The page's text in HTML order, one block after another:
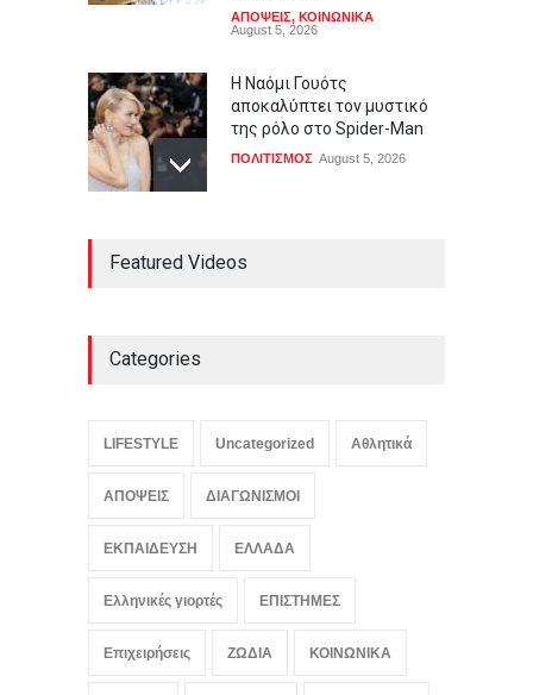
ΑΠΟΨΕΙΣ, ΚΟΙΝΩΝΙΚΑ
August 5, 2026
Η Ναόμι Γουότς
αποκαλύπτει τον μυστικό
της ρόλο στο Spider-Man
ΠΟΛΙΤΙΣΜΟΣ August 5, 2026
εμπνέεται από τον Πολ
πυροσβεστών στη μάχη με
ΚΟΣΜΟΣ,Συμβαίνει τώρα!
ΤΕΧΝΟΛΟΓΙΑ
Featured Videos
Categories
LIFESTYLE Uncategorized Αθλητικά
ΑΠΟΨΕΙΣ ΔΙΑΓΩΝΙΣΜΟΙ
ΕΚΠΑΙΔΕΥΣΗ ΕΛΛΑΔΑ
Ελληνικές γιορτές ΕΠΙΣΤΗΜΕΣ
Επιχειρήσεις ΖΩΔΙΑ ΚΟΙΝΩΝΙΚΑ